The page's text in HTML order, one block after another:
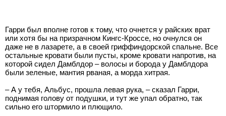
Гарри был вполне готов к тому, что очнется у райских врат
или хотя бы на призрачном Кингс-Кроссе, но очнулся он
даже не в лазарете, а в своей гриффиндорской спальне. Все
остальные кровати были пусты, кроме кровати напротив, на
которой сидел Дамблдор – волосы и борода у Дамблдора
были зеленые, мантия рваная, а морда хитрая.
– А у тебя, Альбус, прошла левая рука, – сказал Гарри,
поднимая голову от подушки, и тут же упал обратно, так
сильно его штормило и плющило.